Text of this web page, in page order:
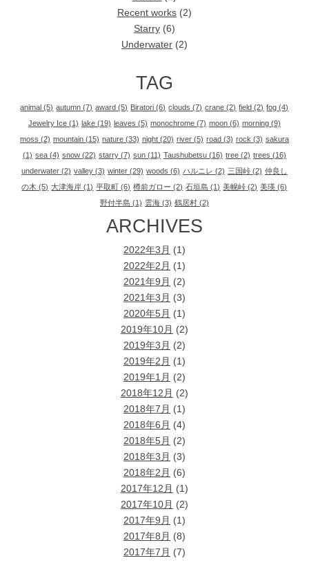
Recent works(2)
Starry(6)
Underwater(2)
TAG
animal (5) autumn (7) award (5) Biratori (6) clouds (7) crane (2) field (2) fog (4)
Jewelry Ice(1) lake(19) leaves (5) monochrome(7) moon(6) morning(9)
moss (2) mountain(15) nature(33) night(20) river(5) road(3) rock (3) sakura
(1) sea(4) snow(22) starry(7) sun(11) Taushubetsu(16) tree(2) trees (16)
underwater(2) valley(3) winter(29) woods (6) ハルニレ (2) 三国峠(2) 仲良し
の木 (5) 大津海岸 (1) 平取町 (6) 樽前ガロー (2) 石垣島 (1) 美幌峠 (2) 美瑛 (6)
野付半島 (1) 雲海(3) 鶴居村(2)
ARCHIVES
2022年3月 (1)
2022年2月 (1)
2021年9月 (2)
2021年3月 (3)
2020年5月 (1)
2019年10月 (2)
2019年3月 (2)
2019年2月 (1)
2019年1月 (2)
2018年12月 (2)
2018年7月 (1)
2018年6月 (4)
2018年5月 (2)
2018年3月 (3)
2018年2月 (6)
2017年12月 (1)
2017年10月 (2)
2017年9月 (1)
2017年8月 (8)
2017年7月 (7)